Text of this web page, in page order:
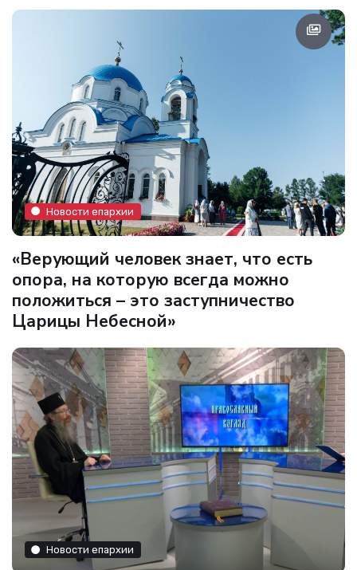
Новости епархии
«Верующий человек знает, что есть
опора, на которую всегда можно
положиться – это заступничество
Царицы Небесной»
Новости епархии